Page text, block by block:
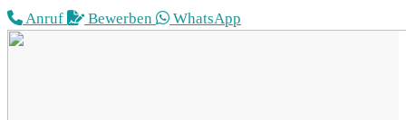
Anruf Bewerben WhatsApp